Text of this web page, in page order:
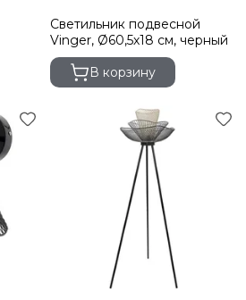
Светильник подвесной
Vinger, Ø60,5х18 см, черный
В корзину